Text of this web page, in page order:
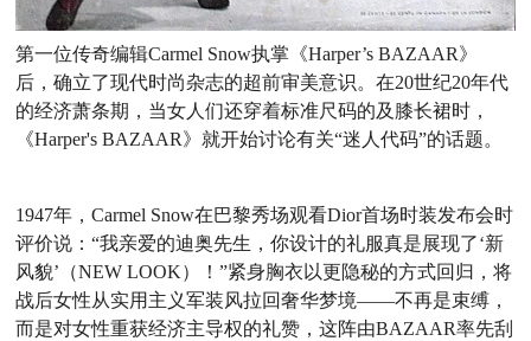
第一位传奇编辑Carmel Snow执掌《Harper’s BAZAAR》
后，确立了现代时尚杂志的超前审美意识。在20世纪20年代
的经济萧条期，当女人们还穿着标准尺码的及膝长裙时，
《Harper's BAZAAR》就开始讨论有关“迷人代码”的话题。
1947年，Carmel Snow在巴黎秀场观看Dior首场时装发布会时
评价说：“我亲爱的迪奥先生，你设计的礼服真是展现了‘新
风貌’（NEW LOOK）！”紧身胸衣以更隐秘的方式回归，将
战后女性从实用主义军装风拉回奢华梦境——不再是束缚，
而是对女性重获经济主导权的礼赞，这阵由BAZAAR率先刮